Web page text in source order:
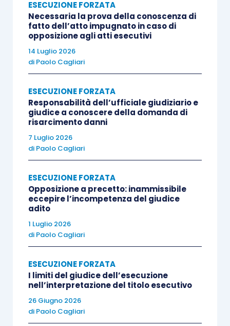
dell’esecuzione che l’aveva accolta andavano
ricondotti all’istituto della rimessione in termini
di cui all’art. 153 c.p.c.
La sentenza veniva impugnata con ricorso per
cassazione.
SOLUZIONE
[1] La Corte di cassazione, in accoglimento del
ricorso, ha cassato la sentenza impugnata e,
decidendo la causa nel merito, ha annullato sia
l’ordinanza con la quale era stato differito il
termine per il versamento del saldo prezzo
(attesa la sua natura perentoria e la sua
conseguente improrogabilità), sia il successivo
QUESTIONI
[1]L’ordinanza che si annota conferma un
ESECUZIONE FORZATA
Necessaria la prova della conoscenza di
fatto dell’atto impugnato in caso di
opposizione agli atti esecutivi
14 Luglio 2026
di Paolo Cagliari
ESECUZIONE FORZATA
Responsabilità dell’ufficiale giudiziario e
giudice a conoscere della domanda di
risarcimento danni
7 Luglio 2026
di Paolo Cagliari
ESECUZIONE FORZATA
Opposizione a precetto: inammissibile
eccepire l’incompetenza del giudice
adito
1 Luglio 2026
di Paolo Cagliari
ESECUZIONE FORZATA
I limiti del giudice dell’esecuzione
nell’interpretazione del titolo esecutivo
26 Giugno 2026
di Paolo Cagliari